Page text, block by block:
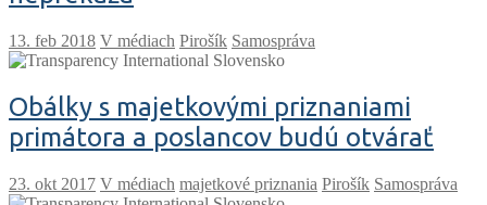
V médiach Pirošík Samospráva
Obálky s majetkovými priznaniami
primátora a poslancov budú otvárať
V médiach majetkové priznania Pirošík Samospráva